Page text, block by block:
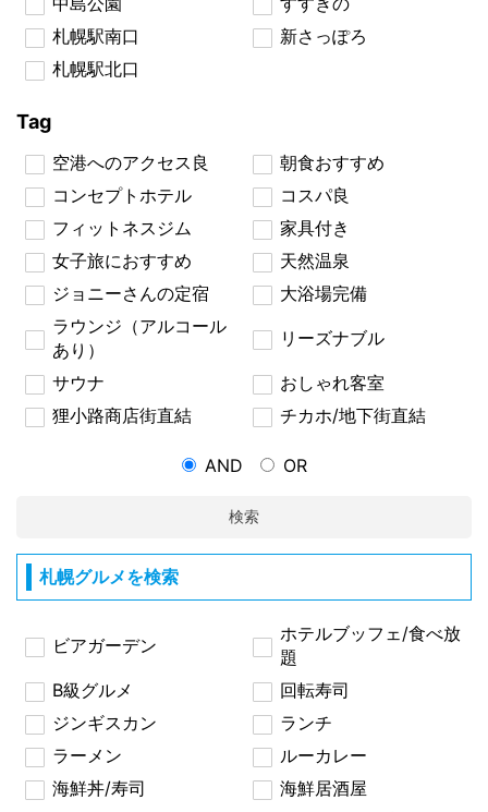
札幌駅南口
新さっぽろ
札幌駅北口
Tag
空港へのアクセス良
朝食おすすめ
コンセプトホテル
コスパ良
フィットネスジム
家具付き
女子旅におすすめ
天然温泉
ジョニーさんの定宿
大浴場完備
ラウンジ（アルコール
あり）
リーズナブル
サウナ
おしゃれ客室
狸小路商店街直結
チカホ/地下街直結
AND OR
検索
札幌グルメを検索
ビアガーデン
ホテルブッフェ/食べ放
題
B級グルメ
回転寿司
ジンギスカン
ランチ
ラーメン
ルーカレー
海鮮丼/寿司
海鮮居酒屋